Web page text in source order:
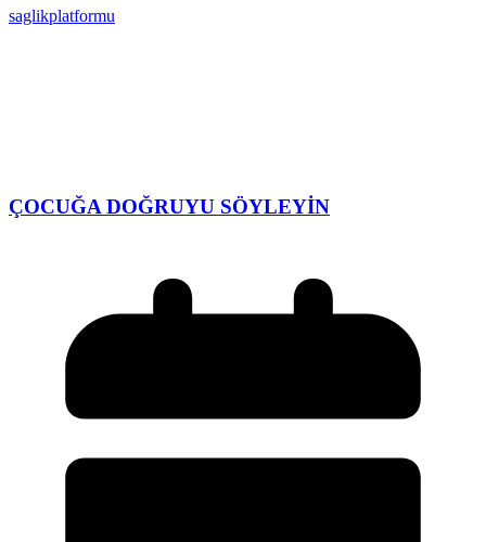
saglikplatformu
ÇOCUĞA DOĞRUYU SÖYLEYİN